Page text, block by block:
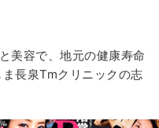
美容で、地元の健康寿命
長泉Tmクリニックの志